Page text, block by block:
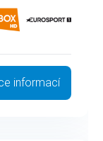
informací